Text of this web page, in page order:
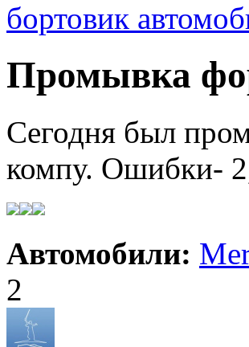
бортовик
Промывка
Сегодня был
компу. Ошибки-
Автомобили:
2